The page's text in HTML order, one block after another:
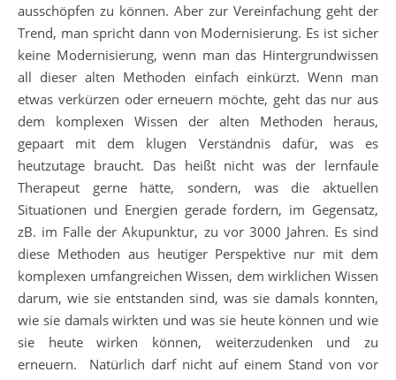
ausschöpfen zu können. Aber zur Vereinfachung geht der
Trend, man spricht dann von Modernisierung. Es ist sicher
keine Modernisierung, wenn man das Hintergrundwissen
all dieser alten Methoden einfach einkürzt. Wenn man
etwas verkürzen oder erneuern möchte, geht das nur aus
dem komplexen Wissen der alten Methoden heraus,
gepaart mit dem klugen Verständnis dafür, was es
heutzutage braucht. Das heißt nicht was der lernfaule
Therapeut gerne hätte, sondern, was die aktuellen
Situationen und Energien gerade fordern, im Gegensatz,
zB. im Falle der Akupunktur, zu vor 3000 Jahren. Es sind
diese Methoden aus heutiger Perspektive nur mit dem
komplexen umfangreichen Wissen, dem wirklichen Wissen
darum, wie sie entstanden sind, was sie damals konnten,
wie sie damals wirkten und was sie heute können und wie
sie heute wirken können, weiterzudenken und zu
erneuern. Natürlich darf nicht auf einem Stand von vor